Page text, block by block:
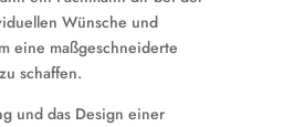
Wünsche und
eine maßgeschneiderte
schaffen.
und das Design einer